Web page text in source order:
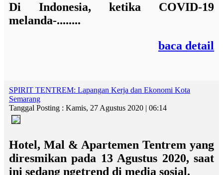
Di Indonesia, ketika COVID-19
melanda-........
baca detail
SPIRIT TENTREM: Lapangan Kerja dan Ekonomi Kota
Semarang
Tanggal Posting : Kamis, 27 Agustus 2020 | 06:14
Hotel, Mal & Apartemen Tentrem yang
diresmikan pada 13 Agustus 2020, saat
ini sedang ngetrend di media sosial.